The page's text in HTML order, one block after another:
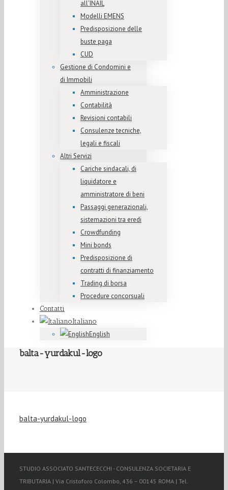
all’INAIL
Modelli EMENS
Predisposizione delle
buste paga
CUD
Gestione di Condomini e
di Immobili
Amministrazione
Contabilità
Revisioni contabili
Consulenze tecniche,
legali e fiscali
Altri Servizi
Cariche sindacali, di
liquidatore e
amministratore di beni
Passaggi generazionali,
sistemazioni tra eredi
Crowdfunding
Mini bonds
Predisposizione di
contratti di finanziamento
Trading di borsa
Procedure concorsuali
Contatti
Italiano
English
balta-yurdakul-logo
balta-yurdakul-logo
STUDIO ASSOCIATO SANTECECCHI - CONSULENZA SOCIETARIA E
TRIBUTARIA | Via Cristoforo Colombo, 436 – 00145 ROMA | Tel.